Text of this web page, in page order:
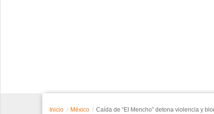
Inicio México Caída de “El Mencho” detona violencia y